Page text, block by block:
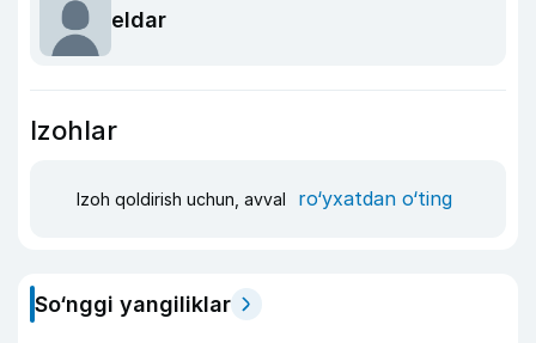
eldar
Izohlar
Izoh qoldirish uchun, avval ro‘yxatdan o‘ting
So‘nggi yangiliklar